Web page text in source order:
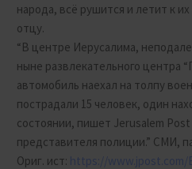
народа, всё рушится и летит к
отцу.
“В центре Иерусалима,
ныне развлекательного центра
автомобиль наехал на толпу
пострадали 15 человек, один
состоянии, пишет Jerusalem Post
представителя полиции.” СМИ,
Ориг. ист: https://www.jpost.com/